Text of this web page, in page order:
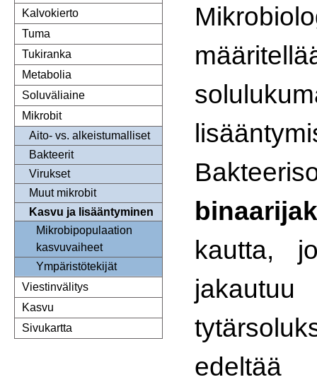
Kalvokierto
Tuma
Tukiranka
Metabolia
Soluväliaine
Mikrobit
Aito- vs. alkeistumalliset
Bakteerit
Virukset
Muut mikrobit
Kasvu ja lisääntyminen
Mikrobipopulaation
kasvuvaiheet
Ympäristötekijät
Viestinvälitys
Kasvu
Sivukartta
kautta,